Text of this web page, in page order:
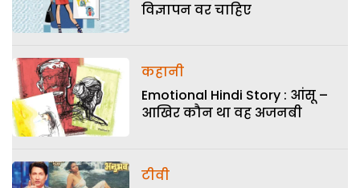
विज्ञापन वर चाहिए
कहानी
Emotional Hindi Story : आंसू –
आखिर कौन था वह अजनबी
टीवी